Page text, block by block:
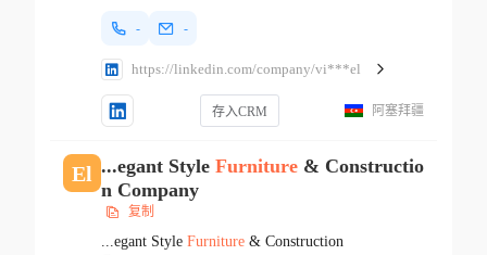
- -
https://linkedin.com/company/vi***el
存入CRM 阿塞拜疆
El ...egant Style Furniture& Constructio
n Company
复制
...egant Style Furniture& Construction